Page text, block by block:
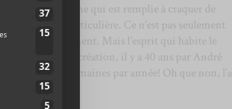
Sainte-Catherine qui est remplie à craquer de
scènes est particulière. Ce n’est pas seulement
mondialement. Mais l’esprit qui habite le
depuis sa création, il y a 40 ans par André
pas à deux semaines par année! Oh que non,